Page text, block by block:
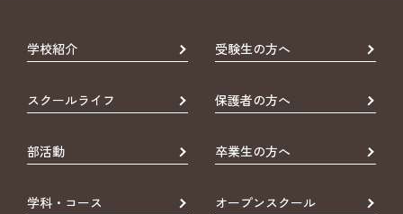
学校紹介 受験生の方へ
スクールライフ 保護者の方へ
部活動 卒業生の方へ
学科・コース オープンスクール